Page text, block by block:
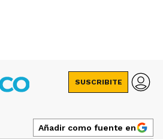
SUSCRIBITE
Añadir como fuente en